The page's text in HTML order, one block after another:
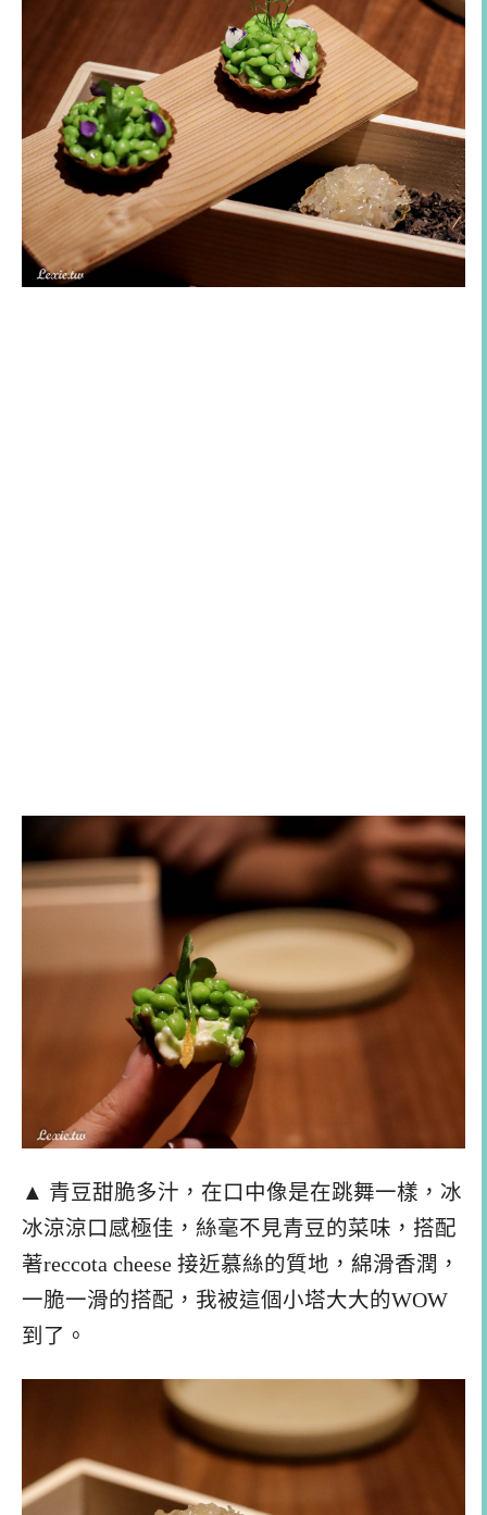
▲ 青豆甜脆多汁，在口中像是在跳舞一樣，冰
冰涼涼口感極佳，絲毫不見青豆的菜味，搭配
著reccota cheese 接近慕絲的質地，綿滑香潤，
一脆一滑的搭配，我被這個小塔大大的WOW
到了。